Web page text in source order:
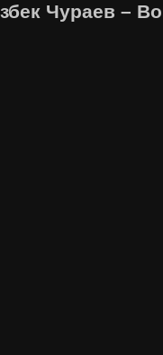
Чураев –